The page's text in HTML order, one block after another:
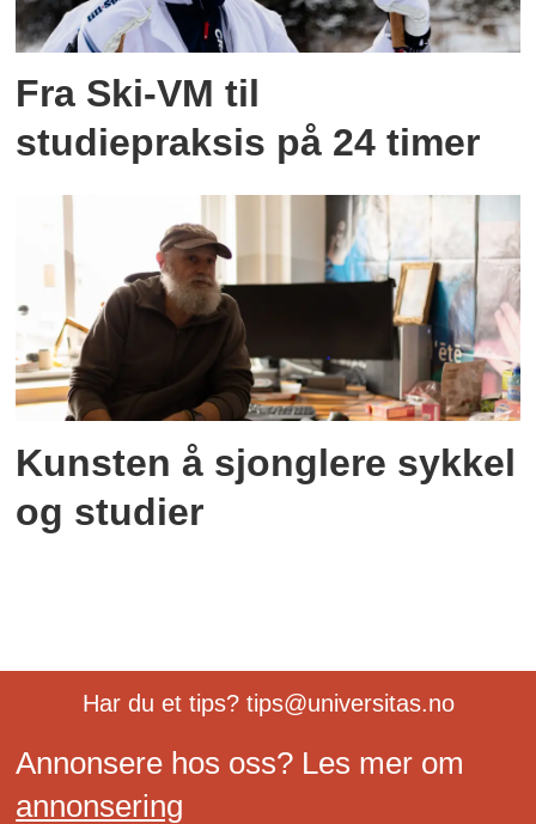
Fra Ski-VM til
studiepraksis på 24 timer
Kunsten å sjonglere sykkel
og studier
Har du et tips? tips@universitas.no
Annonsere hos oss? Les mer om
annonsering